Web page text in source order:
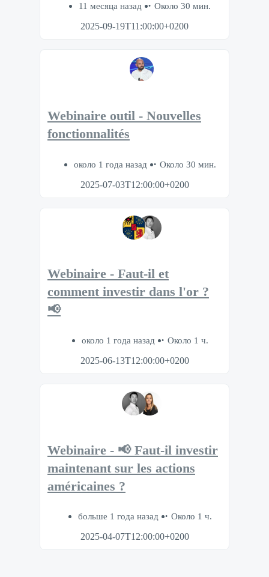
11 месяца назад
Около 30 мин.
2025-09-19T11:00:00+0200
Webinaire outil - Nouvelles
fonctionnalités
около 1 года назад
Около 30 мин.
2025-07-03T12:00:00+0200
Webinaire - Faut-il et
comment investir dans l'or ?
📢
около 1 года назад
Около 1 ч.
2025-06-13T12:00:00+0200
Webinaire - 📢 Faut-il investir
maintenant sur les actions
américaines ?
больше 1 года назад
Около 1 ч.
2025-04-07T12:00:00+0200